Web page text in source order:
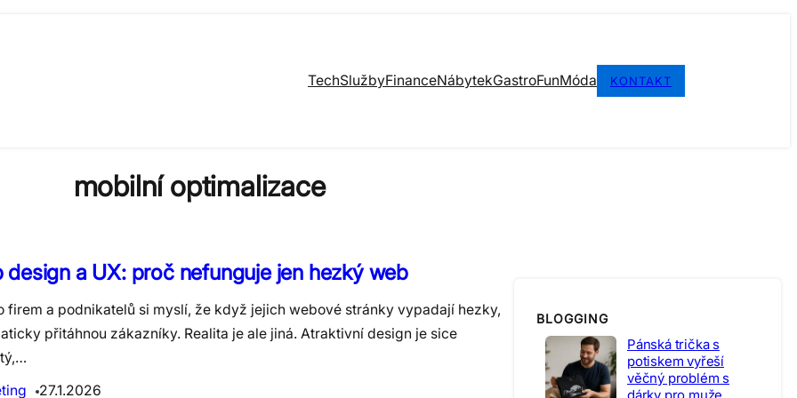
TechSlužbyFinanceNábytekGastroFunMóda KONTAKT
mobilní optimalizace
design a UX: proč nefunguje jen hezký web
firem a podnikatelů si myslí, že když jejich webové stránky vypadají hezky,
přitáhnou zákazníky. Realita je ale jiná. Atraktivní design je sice
27.1.2026
BLOGGING
Pánská trička s
potiskem vyřeší
věčný problém s
dárky pro muže